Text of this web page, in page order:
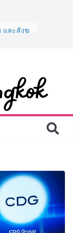
มดอกไม้
ละสังฆ
าศาสตร์
วมภารกิจ
ทั่ว
บ CEO
วหน้าไก่
าธุรกิจ
ยก
ชิง